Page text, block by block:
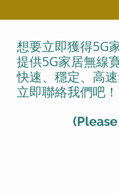
想要立即獲得5G
提供5G家居無線
快速、穩定、高
立即聯絡我們吧！